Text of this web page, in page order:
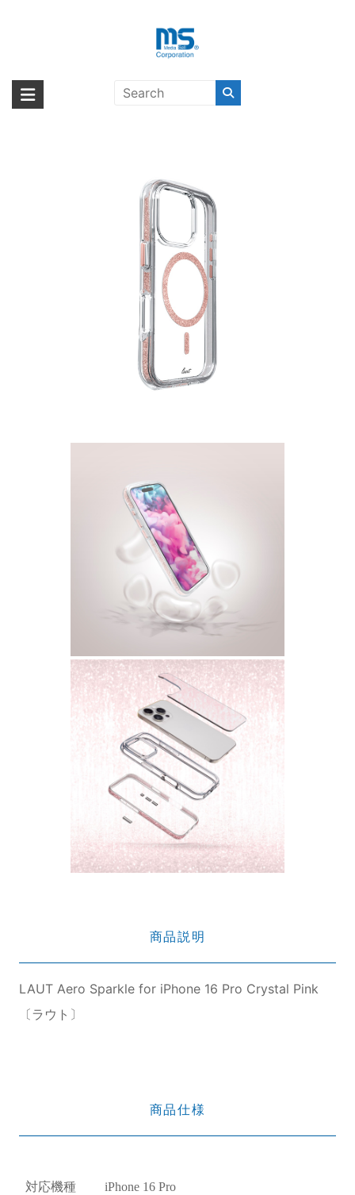
海外輸入ブランド商品｜株式会社
海外事業部が取り揃えている海外輸入商品には、日本では珍しい「海外ブ
ランド」をはじめ「ユニークな商品」「機能的な商品」「コストパフォー
Pro Crystal Pink 〔ラウト〕
商品説明
LAUT Aero Sparkle for iPhone 16 Pro Crystal Pink
〔ラウト〕
商品仕様
対応機種 iPhone 16 Pro